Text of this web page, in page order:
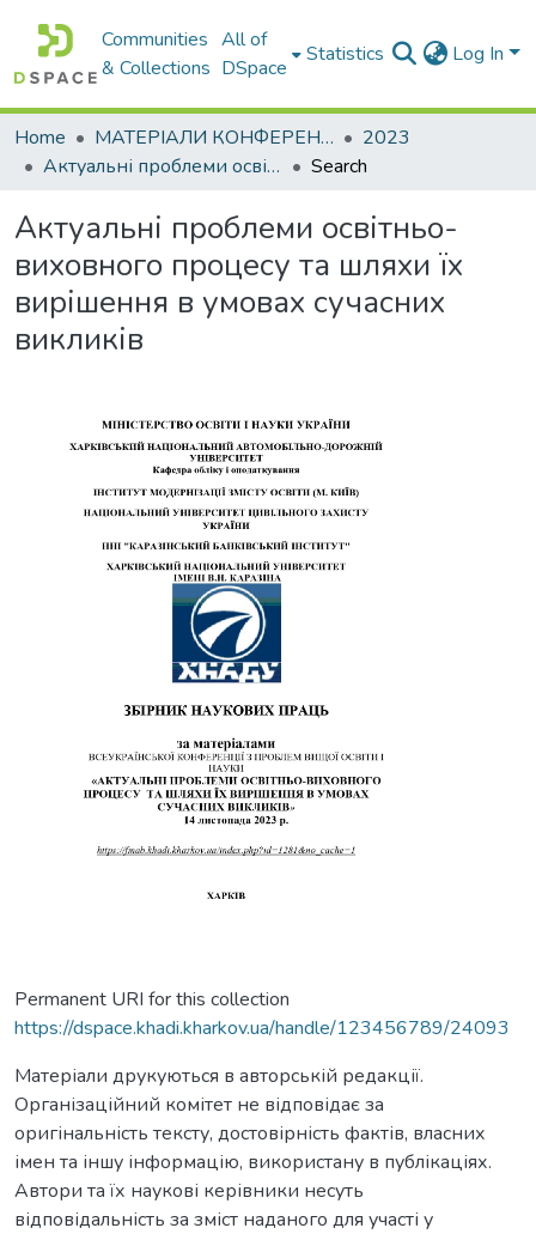
Communities
& Collections
All of
DSpace
Statistics Log In
Home МАТЕРІАЛИ КОНФЕРЕНЦІЙ
2023
Актуальні проблеми освітньо-виховного процесу та шляхи їх вирішення в умовах сучасних викликів
Search
Актуальні проблеми освітньо-
виховного процесу та шляхи їх
вирішення в умовах сучасних
викликів
Permanent URI for this collection
https://dspace.khadi.kharkov.ua/handle/123456789/24093
Матеріали друкуються в авторській редакції.
Організаційний комітет не відповідає за
оригінальність тексту, достовірність фактів, власних
імен та іншу інформацію, використану в публікаціях.
Автори та їх наукові керівники несуть
відповідальність за зміст наданого для участі у